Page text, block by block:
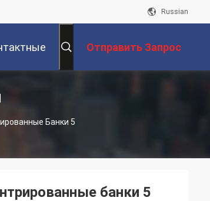
Russian
Отправить Запрос
Банки 5
банки 5